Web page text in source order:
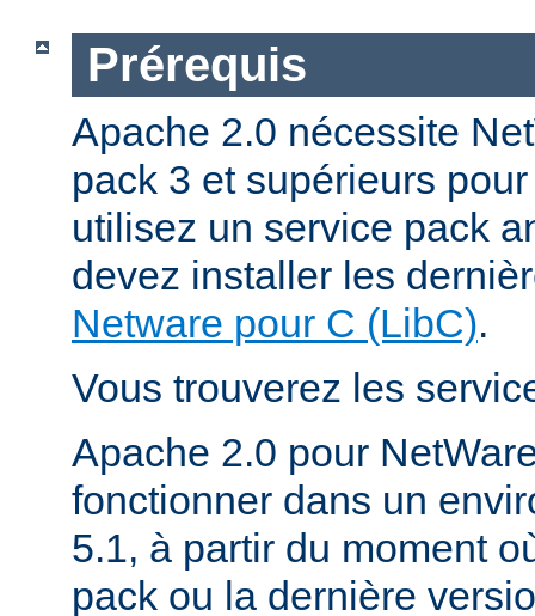
Prérequis
Apache 2.0 nécessite
pack 3 et supérieurs
utilisez un service pack
devez installer les
Netware pour C (LibC).
Vous trouverez les
Apache 2.0 pour
fonctionner dans un
5.1, à partir du moment
pack ou la dernière